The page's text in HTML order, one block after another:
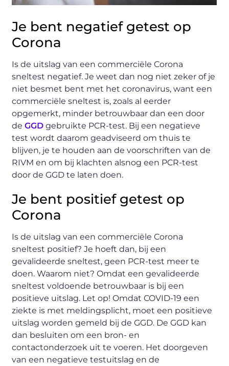
Je bent negatief getest op
Corona
Is de uitslag van een commerciële Corona
sneltest negatief. Je weet dan nog niet zeker of je
niet besmet bent met het coronavirus, want een
commerciële sneltest is, zoals al eerder
opgemerkt, minder betrouwbaar dan een door
deGGDgebruikte PCR-test. Bij een negatieve
test wordt daarom geadviseerd om thuis te
blijven, je te houden aan de voorschriften van de
RIVM en om bij klachten alsnog een PCR-test
door de GGD te laten doen.
Je bent positief getest op
Corona
Is de uitslag van een commerciële Corona
sneltest positief? Je hoeft dan, bij een
gevalideerde sneltest, geen PCR-test meer te
doen. Waarom niet? Omdat een gevalideerde
sneltest voldoende betrouwbaar is bij een
positieve uitslag. Let op! Omdat COVID-19 een
ziekte is met meldingsplicht, moet een positieve
uitslag worden gemeld bij de GGD. De GGD kan
dan besluiten om een bron- en
contactonderzoek uit te voeren. Het doorgeven
van een negatieve testuitslag en de